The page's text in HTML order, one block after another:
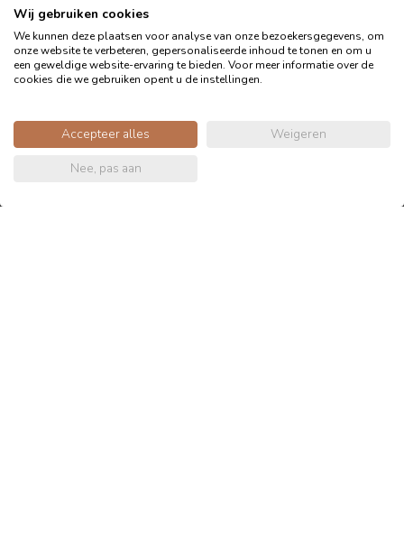
Customer reviews
Wij gebruiken cookies
We kunnen deze plaatsen voor analyse van onze bezoekersgegevens, om
onze website te verbeteren, gepersonaliseerde inhoud te tonen en om u
een geweldige website-ervaring te bieden. Voor meer informatie over de
cookies die we gebruiken opent u de instellingen.
Accepteer alles
Weigeren
Nee, pas aan